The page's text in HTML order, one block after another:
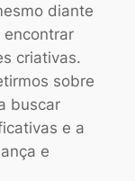
diante
encontrar
criativas.
sobre
buscar
e a
e